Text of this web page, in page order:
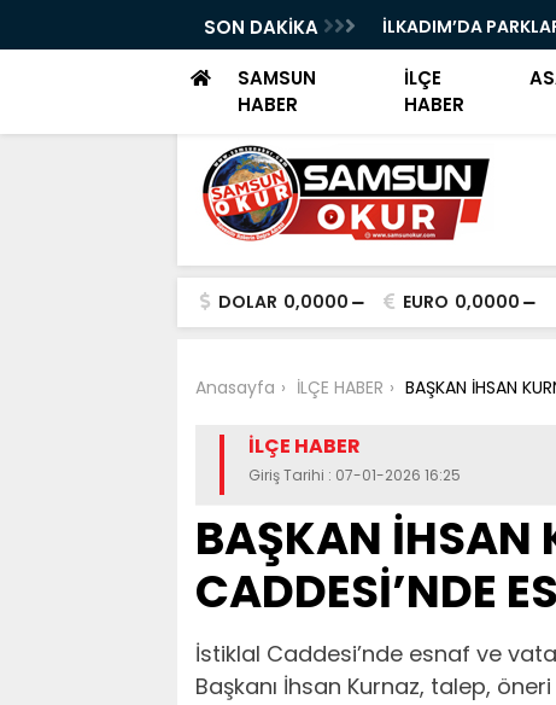
SON DAKİKA
TEKNOFEST ŞANLIURFA FİNALİNDE
İLKADIM’DA
SAMSUN
HABER
İLÇE
HABER
DOLAR 0,0000 EURO 0,0000
Anasayfa İLÇE HABER BAŞKAN İHSAN
İLÇE HABER
Giriş Tarihi : 07-01-2026 16:25
BAŞKAN İHSAN
CADDESİ’NDE
İstiklal Caddesi’nde esnaf ve
Başkanı İhsan Kurnaz, talep,